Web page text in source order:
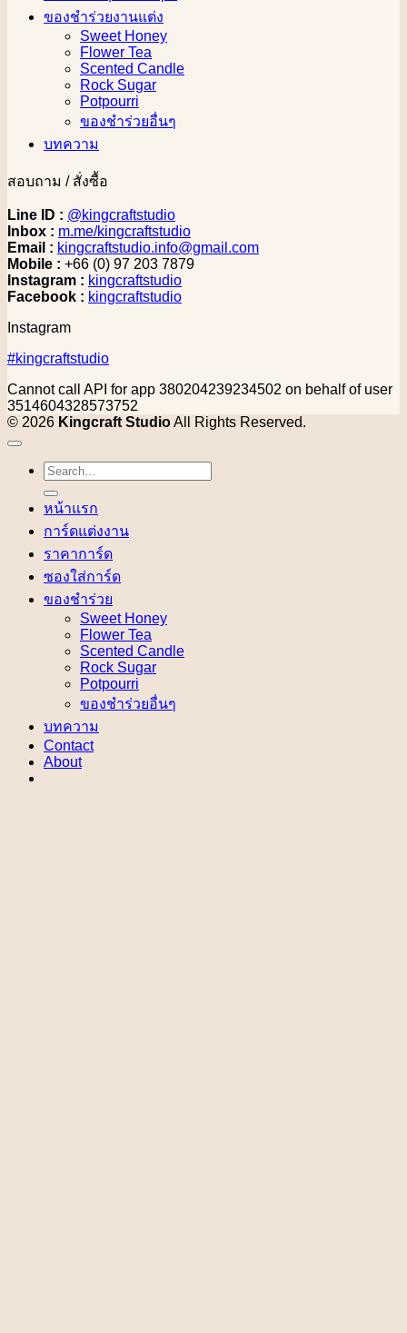
ของชำร่วยงานแต่ง
Sweet Honey
Flower Tea
Scented Candle
Rock Sugar
Potpourri
ของชำร่วยอื่นๆ
บทความ
สอบถาม / สั่งซื้อ
Line ID : @kingcraftstudio
Inbox : m.me/kingcraftstudio
Email : kingcraftstudio.info@gmail.com
Mobile : +66 (0) 97 203 7879
Instagram : kingcraftstudio
Facebook : kingcraftstudio
Instagram
#kingcraftstudio
Cannot call API for app 380204239234502 on behalf of user
3514604328573752
© 2026 Kingcraft StudioAll Rights Reserved.
Search
for:
หน้าแรก
การ์ดแต่งงาน
ราคาการ์ด
ซองใส่การ์ด
ของชำร่วย
Sweet Honey
Flower Tea
Scented Candle
Rock Sugar
Potpourri
ของชำร่วยอื่นๆ
บทความ
Contact
About